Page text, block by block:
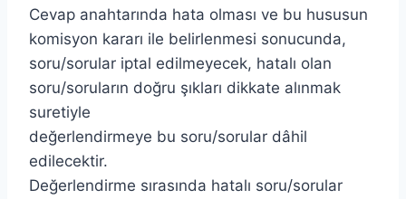
Cevap anahtarında hata olması ve bu hususun
komisyon kararı ile belirlenmesi sonucunda,
soru/sorular iptal edilmeyecek, hatalı olan
soru/soruların doğru şıkları dikkate alınmak
suretiyle
değerlendirmeye bu soru/sorular dâhil
edilecektir.
Değerlendirme sırasında hatalı soru/sorular